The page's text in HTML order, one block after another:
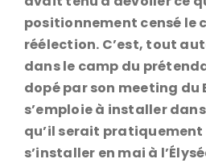
positionnement censé le
réélection. C’est, tout
dans le camp du
dopé par son meeting du
s’emploie à installer
qu’il serait
s’installer en mai à